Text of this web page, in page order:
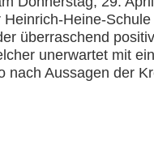
Heine-
überraschend
unerwartet mit
nach Aussagen der